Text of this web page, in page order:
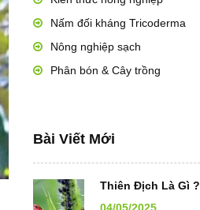
Nấm đối kháng Tricoderma
Nông nghiệp sạch
Phân bón & Cây trồng
Bài Viết Mới
Thiên Địch Là Gì ?